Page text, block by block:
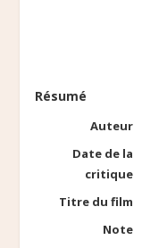
Résumé
Auteur
Date de la
critique
Titre du film
Note